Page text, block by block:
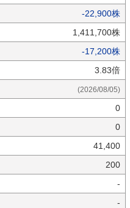
-22,900株
1,411,700株
-17,200株
3.83倍
(2026/08/05)
0
0
41,400
200
-
-